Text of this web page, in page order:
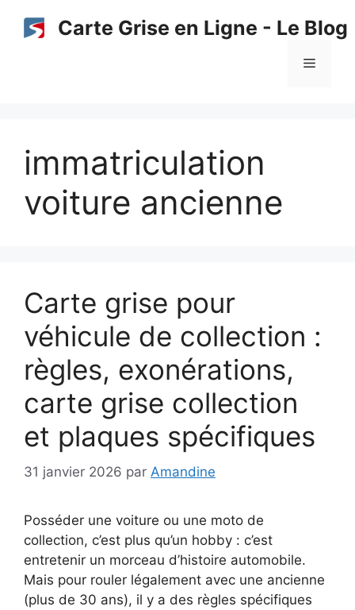
Carte Grise en Ligne - Le Blog
Menu
immatriculation
voiture ancienne
Carte grise pour
véhicule de collection :
règles, exonérations,
carte grise collection
et plaques spécifiques
31 janvier 2026 par Amandine
Posséder une voiture ou une moto de
collection, c’est plus qu’un hobby : c’est
entretenir un morceau d’histoire automobile.
Mais pour rouler légalement avec une ancienne
(plus de 30 ans), il y a des règles spécifiques